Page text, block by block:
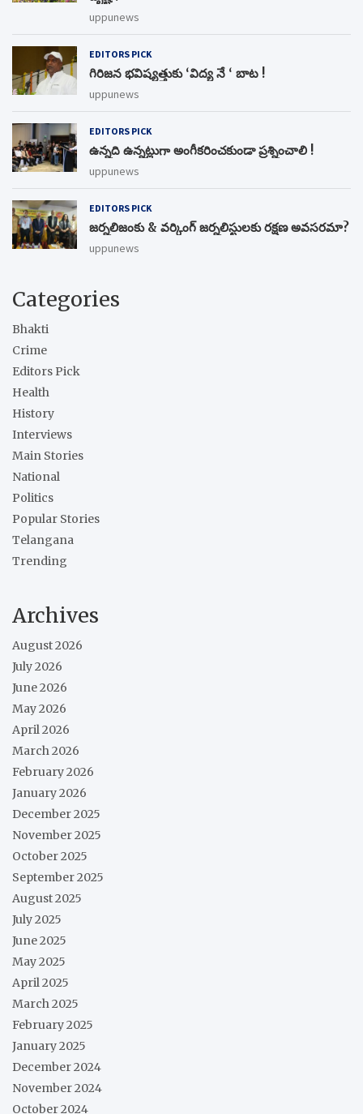
uppunews
EDITORS PICK
గిరిజన భవిష్యత్తుకు ‘విద్య నే ‘ బాట !
uppunews
EDITORS PICK
ఉన్నది ఉన్నట్లుగా అంగీకరించకుండా ప్రశ్నించాలి !
uppunews
EDITORS PICK
జర్నలిజంకు & వర్కింగ్ జర్నలిస్టులకు రక్షణ అవసరమా?
uppunews
Categories
Bhakti
Crime
Editors Pick
Health
History
Interviews
Main Stories
National
Politics
Popular Stories
Telangana
Trending
Archives
August 2026
July 2026
June 2026
May 2026
April 2026
March 2026
February 2026
January 2026
December 2025
November 2025
October 2025
September 2025
August 2025
July 2025
June 2025
May 2025
April 2025
March 2025
February 2025
January 2025
December 2024
November 2024
October 2024